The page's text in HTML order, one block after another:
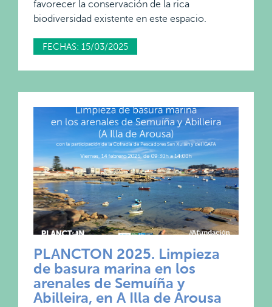
favorecer la conservación de la rica
biodiversidad existente en este espacio.
FECHAS: 15/03/2025
PLANCTON 2025. Limpieza
de basura marina en los
arenales de Semuíña y
Abilleira, en A Illa de Arousa